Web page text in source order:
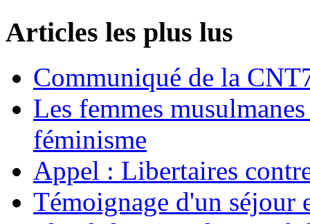
Articles les plus lus
Communiqué de la
Les femmes
féminisme
Appel : Libertaires
Témoignage d'un séjour